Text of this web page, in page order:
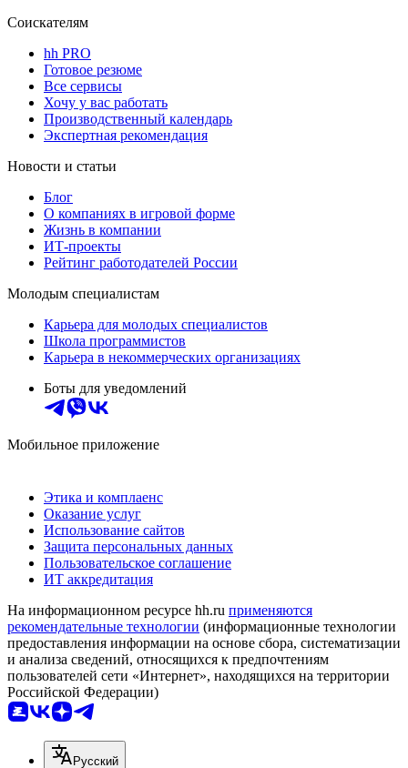
Соискателям
hh PRO
Готовое резюме
Все сервисы
Хочу у вас работать
Производственный календарь
Экспертная рекомендация
Новости и статьи
Блог
О компаниях в игровой форме
Жизнь в компании
ИТ-проекты
Рейтинг работодателей России
Молодым специалистам
Карьера для молодых специалистов
Школа программистов
Карьера в некоммерческих организациях
Боты для уведомлений
Мобильное приложение
Этика и комплаенс
Оказание услуг
Использование сайтов
Защита персональных данных
Пользовательское соглашение
ИТ аккредитация
На информационном ресурсе hh.ru применяются
рекомендательные технологии (информационные технологии
предоставления информации на основе сбора, систематизации
и анализа сведений, относящихся к предпочтениям
пользователей сети «Интернет», находящихся на территории
Российской Федерации)
Русский